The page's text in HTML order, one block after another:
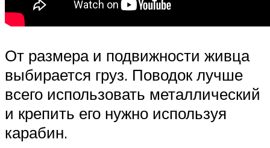
От размера и подвижности живца
выбирается груз. Поводок лучше
всего использовать металлический
и крепить его нужно используя
карабин.